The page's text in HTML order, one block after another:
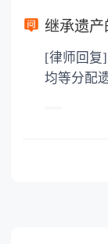
以防对财
公证。
继承遗产
[律师回复] 1.一般情况下，同一顺序的各继承人
均等分配遗产。 2.同一顺序
或者与被
的继承人